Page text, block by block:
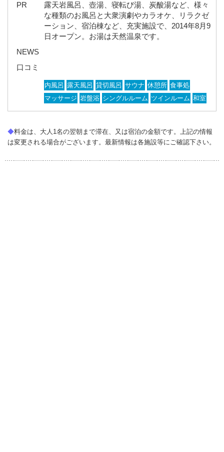
PR
露天岩風呂、壺湯、寝転び湯、炭酸湯など、様々
な種類のお風呂と大衆演劇やカラオケ、リラクゼ
ーション、宿泊棟など、充実施設で、2014年8月9
日オープン。お湯は天然温泉です。
NEWS
口コミ
内風呂 露天風呂 貸切風呂 サウナ 休憩所 食事処
マッサージ 岩盤浴 シングルルーム ツインルーム 和室
◆料金は、大人1名の翌朝まで滞在、又は宿泊の金額です。上記の情報
は変更される場合がございます。最新情報は各施設等にご確認下さい。